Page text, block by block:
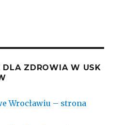
DLA ZDROWIA W USK
Wrocławiu – strona